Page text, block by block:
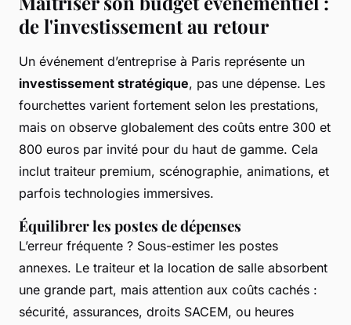
de l'investissement au retour
Un événement d’entreprise à Paris représente un
investissement stratégique, pas une dépense. Les
fourchettes varient fortement selon les prestations,
mais on observe globalement des coûts entre 300 et
800 euros par invité pour du haut de gamme. Cela
inclut traiteur premium, scénographie, animations, et
parfois technologies immersives.
Équilibrer les postes de dépenses
L’erreur fréquente ? Sous-estimer les postes
annexes. Le traiteur et la location de salle absorbent
une grande part, mais attention aux coûts cachés :
sécurité, assurances, droits SACEM, ou heures